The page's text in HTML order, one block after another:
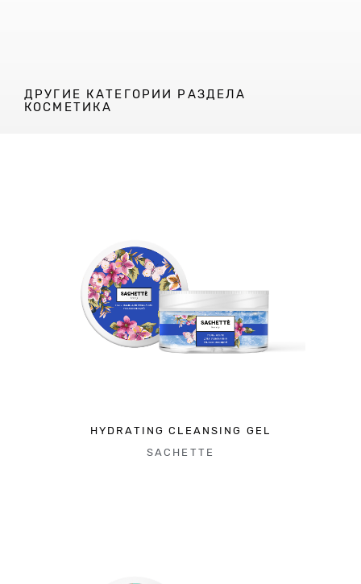
ДРУГИЕ КАТЕГОРИИ РАЗДЕЛА
КОСМЕТИКА
HYDRATING CLEANSING GEL
SACHETTE